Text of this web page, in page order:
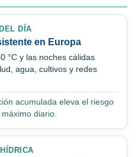
DÍA
en Europa
°C y las noches cálidas
agua, cultivos y redes
acumulada eleva el riesgo
diario.